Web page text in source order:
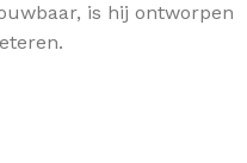
is hij ontworpen